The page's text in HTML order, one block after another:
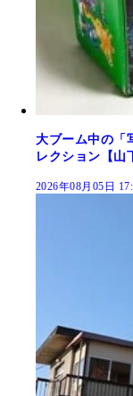
大ブーム中の「
レクション【山
2026年08月05日